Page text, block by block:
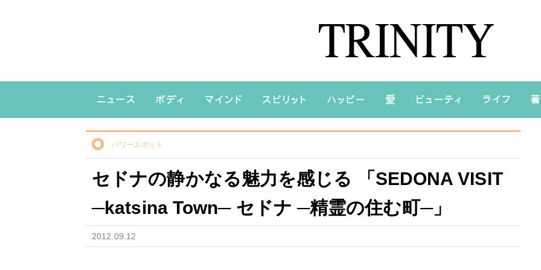
パワースポット
セドナの静かなる魅力を感じる 「SEDONA VISIT
─katsina Town─ セドナ ─精霊の住む町─」
2012.09.12